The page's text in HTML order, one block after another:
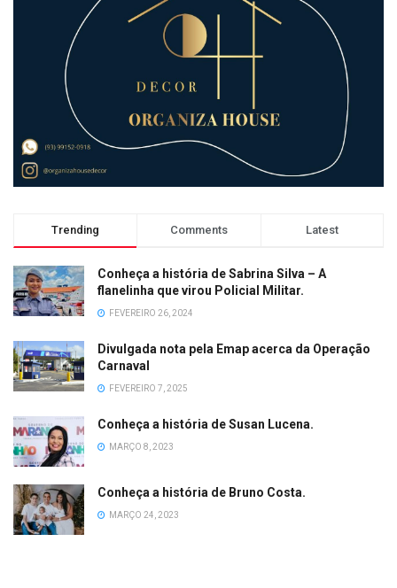
Trending Comments Latest
Conheça a história de Sabrina Silva – A
flanelinha que virou Policial Militar.
FEVEREIRO 26, 2024
Divulgada nota pela Emap acerca da Operação
Carnaval
FEVEREIRO 7, 2025
Conheça a história de Susan Lucena.
MARÇO 8, 2023
Conheça a história de Bruno Costa.
MARÇO 24, 2023